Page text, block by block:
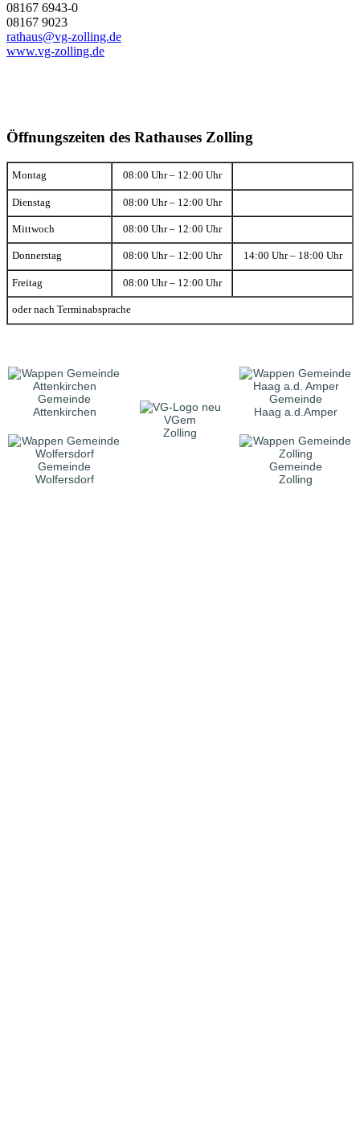
08167 6943-0
08167 9023
rathaus@vg-zolling.de
www.vg-zolling.de
Öffnungszeiten des Rathauses Zolling
Montag 08:00 Uhr – 12:00 Uhr
Dienstag 08:00 Uhr – 12:00 Uhr
Mittwoch 08:00 Uhr – 12:00 Uhr
Donnerstag 08:00 Uhr – 12:00 Uhr 14:00 Uhr – 18:00 Uhr
Freitag 08:00 Uhr – 12:00 Uhr
oder nach Terminabsprache
Gemeinde
Attenkirchen
VGem
Zolling
Gemeinde
Haag a.d.Amper
Gemeinde
Wolfersdorf
Gemeinde
Zolling